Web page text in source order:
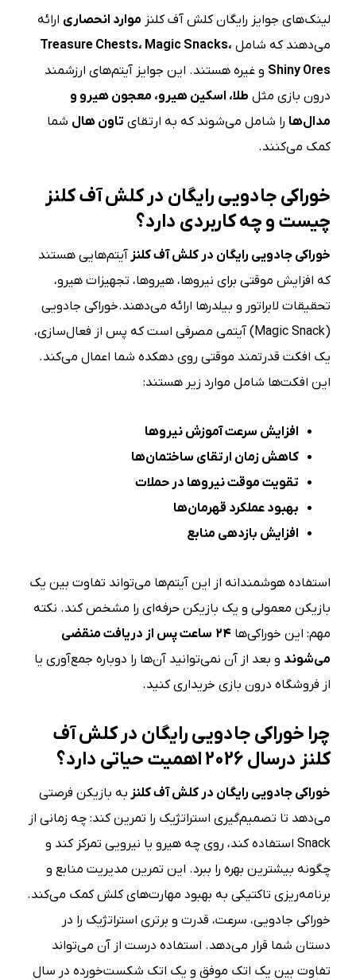
لینک‌های جوایز رایگان کلش آف کلنز موارد انحصاری ارائه
می‌دهند که شامل
Treasure Chests، Magic Snacks،
Shiny Ores و غیره هستند. این جوایز آیتم‌های ارزشمند
درون بازی مثل طلا، اسکین هیرو، معجون هیرو و
مدال‌ها را شامل می‌شوند که به ارتقای تاون هال شما
کمک می‌کنند.
خوراکی جادویی رایگان در کلش آف کلنز
چیست و چه کاربردی دارد؟
خوراکی جادویی رایگان در کلش آف کلنزآیتم‌هایی هستند
که افزایش موقتی برای نیروها، هیروها، تجهیزات هیرو،
تحقیقات لابراتور و بیلدرها ارائه می‌دهند.خوراکی جادویی
(Magic Snack) آیتمی مصرفی است که پس از فعال‌سازی،
یک افکت قدرتمند موقتی روی دهکده شما اعمال می‌کند.
این افکت‌ها شامل موارد زیر هستند:
افزایش سرعت آموزش نیروها
کاهش زمان ارتقای ساختمان‌ها
تقویت موقت نیروها در حملات
بهبود عملکرد قهرمان‌ها
افزایش بازدهی منابع
استفاده هوشمندانه از این آیتم‌ها می‌تواند تفاوت بین یک
بازیکن معمولی و یک بازیکن حرفه‌ای را مشخص کند. نکته
مهم: این خوراکی‌ها۲۴ ساعت پس از دریافت منقضی
می‌شوند و بعد از آن نمی‌توانید آن‌ها را دوباره جمع‌آوری یا
از فروشگاه درون بازی خریداری کنید.
چرا خوراکی جادویی رایگان در کلش آف
کلنز درسال 2026 اهمیت حیاتی دارد؟
خوراکی جادویی رایگان در کلش آف کلنز به بازیکن فرصتی
می‌دهد تا تصمیم‌گیری استراتژیک را تمرین کند: چه زمانی از
Snack استفاده کند، روی چه هیرو یا نیرویی تمرکز کند و
چگونه بیشترین بهره را ببرد. این تمرین مدیریت منابع و
برنامه‌ریزی تاکتیکی به بهبود مهارت‌های کلش کمک می‌کند.
خوراکی جادویی، سرعت، قدرت و برتری استراتژیک را در
دستان شما قرار می‌دهد. استفاده درست از آن می‌تواند
تفاوت بین یک اتک موفق و یک اتک شکست‌خورده در سال